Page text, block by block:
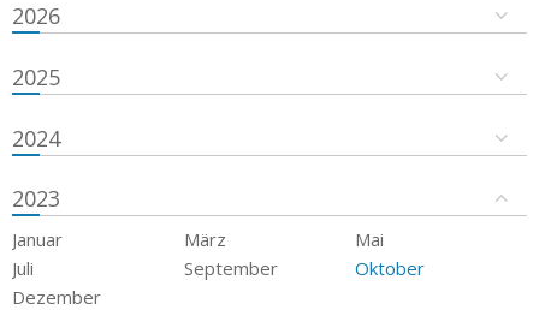
2026
2025
2024
2023
Januar März
Mai
Juli
September
Oktober
Dezember